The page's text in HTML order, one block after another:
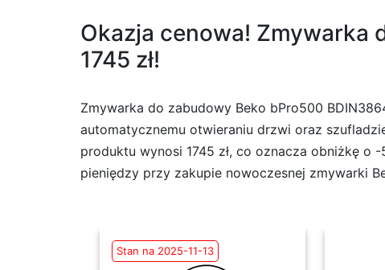
Okazja cenowa! Zmywarka
1745 zł!
Zmywarka do zabudowy Beko bPro500
automatycznemu otwieraniu drzwi oraz
produktu wynosi 1745 zł, co oznacza obniżkę o
pieniędzy przy zakupie nowoczesnej zmywarki
Stan na 2025-11-13